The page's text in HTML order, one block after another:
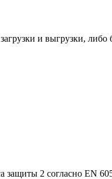
и выгрузки,
2 согласно EN